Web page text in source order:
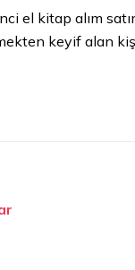
el kitap alım
keyif alan